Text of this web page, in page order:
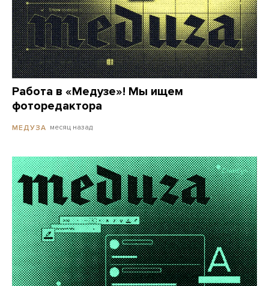
Работа в «Медузе»! Мы ищем
фоторедактора
МЕДУЗА месяц назад